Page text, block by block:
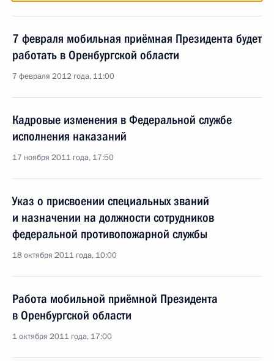
7 февраля мобильная приёмная Президента будет
работать в Оренбургской области
7 февраля 2012 года, 11:00
Кадровые изменения в Федеральной службе
исполнения наказаний
17 ноября 2011 года, 17:50
Указ о присвоении специальных званий
и назначении на должности сотрудников
федеральной противопожарной службы
18 октября 2011 года, 10:00
Работа мобильной приёмной Президента
в Оренбургской области
1 октября 2011 года, 17:00